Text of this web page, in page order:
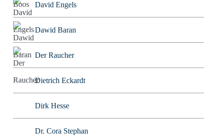
David Engels
Dawid Baran
Der Raucher
Dietrich Eckardt
Dirk Hesse
Dr. Cora Stephan